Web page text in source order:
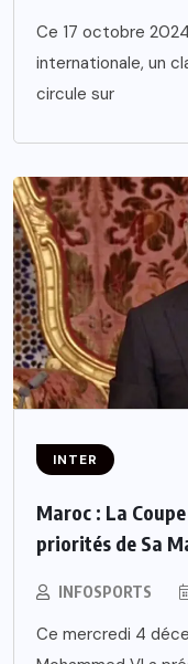
Ce 17 octobre
internationale, un
circule sur
INTER
Maroc : La
priorités de Sa
INFOSPORTS
Ce mercredi 4